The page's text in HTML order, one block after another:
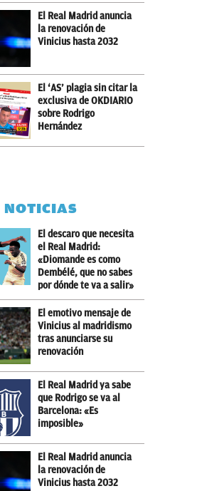
El Real Madrid anuncia
la renovación de
Vinicius hasta 2032
El ‘AS’ plagia sin citar la
exclusiva de OKDIARIO
sobre Rodrigo
Hernández
El descaro que necesita
el Real Madrid:
«Diomande es como
Dembélé, que no sabes
por dónde te va a salir»
El emotivo mensaje de
Vinicius al madridismo
tras anunciarse su
renovación
El Real Madrid ya sabe
que Rodrigo se va al
Barcelona: «Es
imposible»
El Real Madrid anuncia
la renovación de
Vinicius hasta 2032